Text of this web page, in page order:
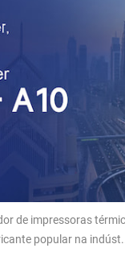
de impressoras
popular na